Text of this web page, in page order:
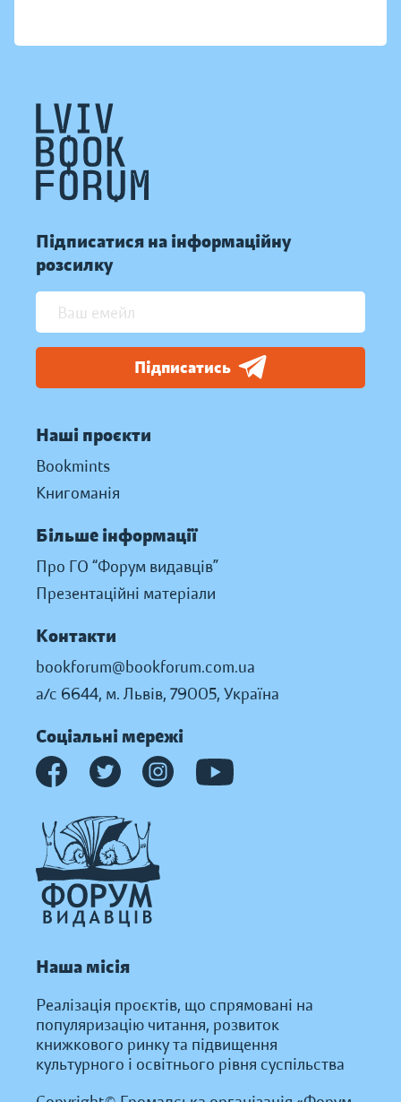
Підписатися на інформаційну
розсилку
Підписатись
Наші проєкти
Bookmints
Книгоманія
Більше інформації
Про ГО “Форум видавців”
Презентаційні матеріали
Контакти
bookforum@bookforum.com.ua
а/с 6644, м. Львів, 79005, Україна
Соціальні мережі
Наша місія
Реалізація проєктів, що спрямовані на
популяризацію читання, розвиток
книжкового ринку та підвищення
культурного і освітнього рівня суспільства